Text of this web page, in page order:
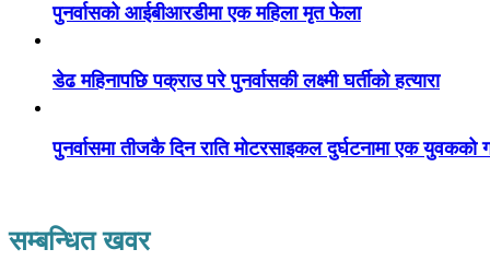
पुनर्वासको आईबीआरडीमा एक महिला मृत फेला
डेढ महिनापछि पक्राउ परे पुनर्वासकी लक्ष्मी घर्तीको हत्यारा
पुनर्वासमा तीजकै दिन राति मोटरसाइकल दुर्घटनामा एक युवकको
सम्बन्धित खवर